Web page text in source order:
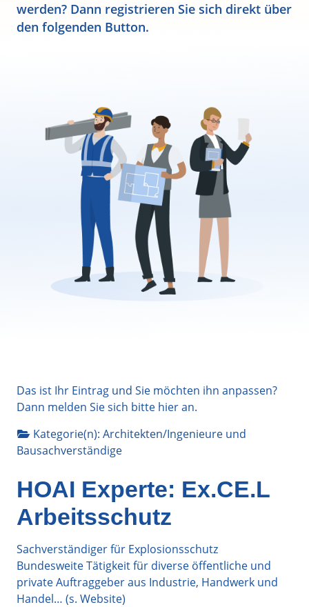
werden? Dann registrieren Sie sich direkt über
den folgenden Button.
Das ist Ihr Eintrag und Sie möchten ihn anpassen?
Dann melden Sie sich bitte hieran.
Kategorie(n): Architekten/Ingenieure und
Bausachverständige
HOAI Experte: Ex.CE.L
Arbeitsschutz
Sachverständiger für Explosionsschutz
Bundesweite Tätigkeit für diverse öffentliche und
private Auftraggeber aus Industrie, Handwerk und
Handel… (s. Website)